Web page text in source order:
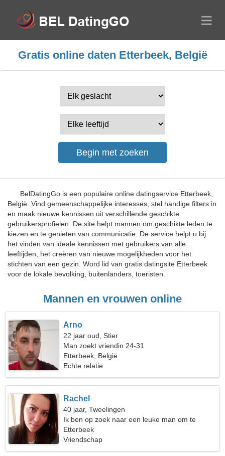
Gratis online daten Etterbeek, België
BelDatingGo is een populaire online datingservice Etterbeek,
België. Vind gemeenschappelijke interesses, stel handige filters in
en maak nieuwe kennissen uit verschillende geschikte
gebruikersprofielen. De site helpt mannen om geschikte leden te
kiezen en te genieten van communicatie. De service helpt u bij
het vinden van ideale kennissen met gebruikers van alle
leeftijden, het creëren van nieuwe mogelijkheden voor het
stichten van een gezin. Word lid van gratis datingsite Etterbeek
voor de lokale bevolking, buitenlanders, toeristen.
Mannen en vrouwen online
Arno
22 jaar oud, Stier
Man zoekt vriendin 24-31
Etterbeek, België
Echte relatie
Rachel
40 jaar, Tweelingen
Ik ben op zoek naar een leuke man om te
kamperen
Etterbeek
Vriendschap